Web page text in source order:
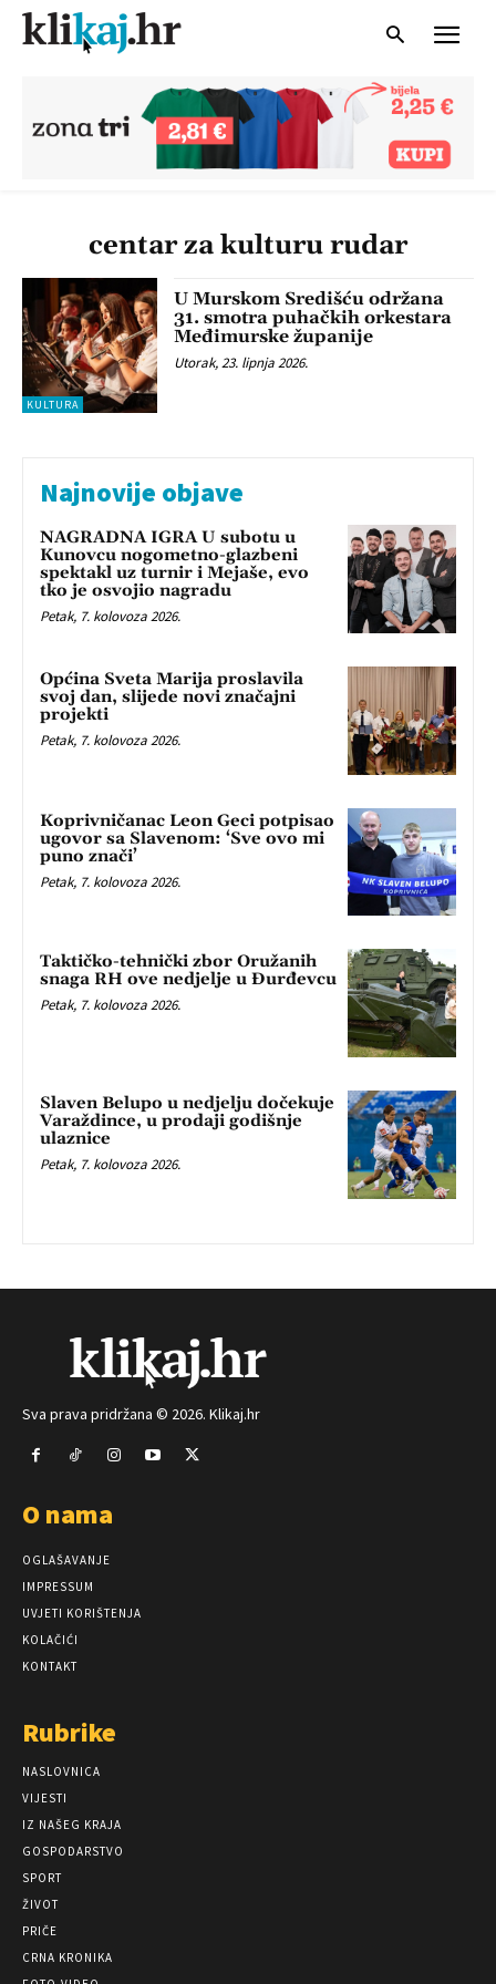
centar za kulturu rudar
KULTURA
U Murskom Središću održana
31. smotra puhačkih orkestara
Međimurske županije
Utorak, 23. lipnja 2026.
Najnovije objave
NAGRADNA IGRA U subotu u
Kunovcu nogometno-glazbeni
spektakl uz turnir i Mejaše, evo
tko je osvojio nagradu
Petak, 7. kolovoza 2026.
Općina Sveta Marija proslavila
svoj dan, slijede novi značajni
projekti
Petak, 7. kolovoza 2026.
Koprivničanac Leon Geci potpisao
ugovor sa Slavenom: ‘Sve ovo mi
puno znači’
Petak, 7. kolovoza 2026.
Taktičko-tehnički zbor Oružanih
snaga RH ove nedjelje u Đurđevcu
Petak, 7. kolovoza 2026.
Slaven Belupo u nedjelju dočekuje
Varaždince, u prodaji godišnje
ulaznice
Petak, 7. kolovoza 2026.
Sva prava pridržana © 2026. Klikaj.hr
O nama
OGLAŠAVANJE
IMPRESSUM
UVJETI KORIŠTENJA
KOLAČIĆI
KONTAKT
Rubrike
NASLOVNICA
VIJESTI
IZ NAŠEG KRAJA
GOSPODARSTVO
SPORT
ŽIVOT
PRIČE
CRNA KRONIKA